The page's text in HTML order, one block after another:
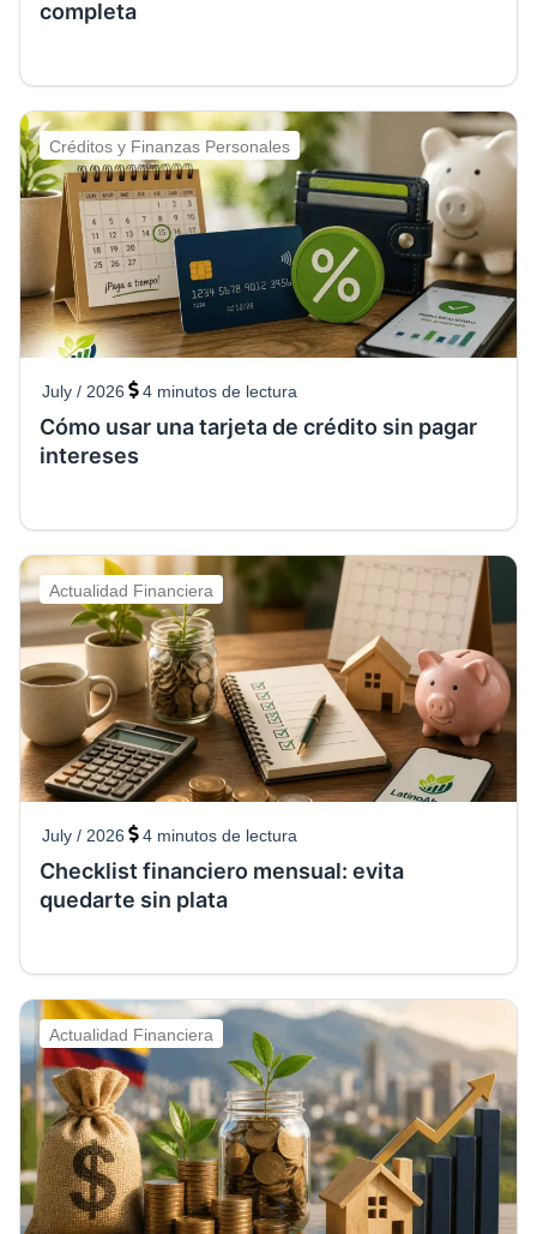
completa
Créditos y Finanzas Personales
July / 2026 4 minutos de lectura
Cómo usar una tarjeta de crédito sin pagar
intereses
Actualidad Financiera
July / 2026 4 minutos de lectura
Checklist financiero mensual: evita
quedarte sin plata
Actualidad Financiera